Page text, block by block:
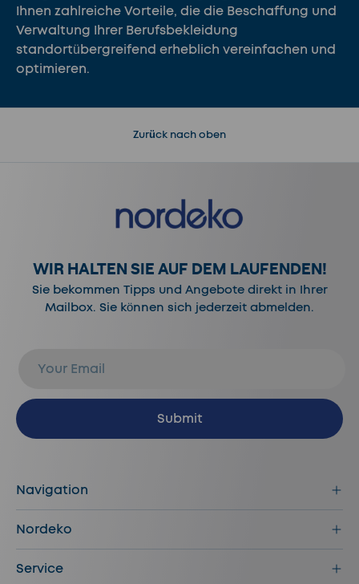
Ihnen zahlreiche Vorteile, die die Beschaffung und
Verwaltung Ihrer Berufsbekleidung
standortübergreifend erheblich vereinfachen und
optimieren.
Zurück nach oben
WIR HALTEN SIE AUF DEM LAUFENDEN!
Sie bekommen Tipps und Angebote direkt in Ihrer
Mailbox. Sie können sich jederzeit abmelden.
Abonnieren
Submit
Navigation
Nordeko
Service